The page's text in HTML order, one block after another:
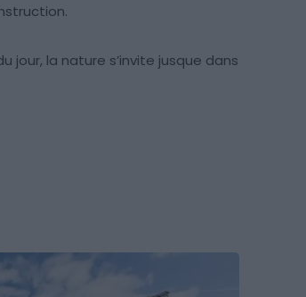
jour, la nature s’invite jusque dans